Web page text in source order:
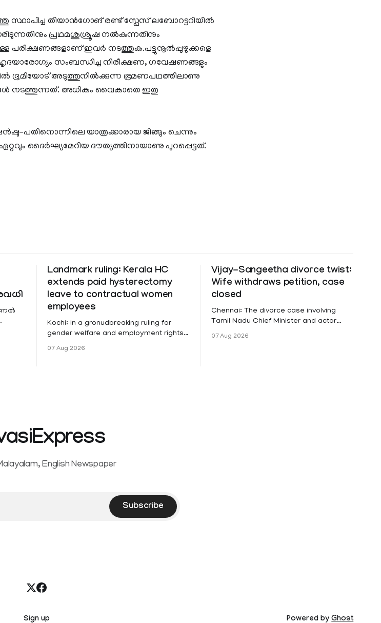
തിയാന്‍ഗോങ് രണ്ട് സ്പേസ് ലബോറട്ടറിയില്‍
പ്രഥമശുശ്രൂഷ നല്‍കുന്നതിനും
പരീക്ഷണങ്ങളാണ് ഇവര്‍ നടത്തുക.പട്ടുനൂല്‍പ്പുഴുക്കളെ
സംബന്ധിച്ച നിരീക്ഷണ, ഗവേഷണങ്ങളും
ഭൂമിയോട് അടുത്തുനില്‍ക്കുന്ന ഭ്രമണപഥത്തിലാണു
നടത്തുന്നത്. അധികം വൈകാതെ ഇതു
പതിനൊന്നിലെ യാത്രക്കാരായ ജിങ്ങും ചെന്നും
ദൈര്‍ഘ്യമേറിയ ദൗത്യത്തിനായാണു പുറപ്പെട്ടത്.
Landmark ruling: Kerala HC
extends paid hysterectomy
leave to contractual women
employees
Kochi: In a gronudbreaking ruling for
gender welfare and employment rights,
the Kerala High Court has affirmed that
female contractual staff employed in
07 Aug 2026
Vijay-Sangeetha divorce twist:
Wife withdraws petition, case
closed
Chennai: The divorce case involving
Tamil Nadu Chief Minister and actor
Vijay and his wife Sangeetha
Sowrnalingam has taken a new turn
07 Aug 2026
English Newspaper
Subscribe
Sign up Powered byGhost